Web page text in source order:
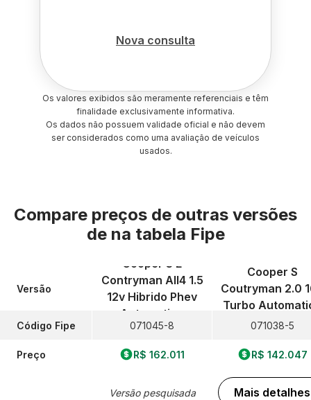
Nova consulta
Os valores exibidos são meramente referenciais e têm
finalidade exclusivamente informativa.
Os dados não possuem validade oficial e não devem
ser considerados como uma avaliação de veículos
usados.
Compare preços de outras versões
de na tabela Fipe
Versão
Código Fipe
Preço
Cooper S E
Contryman All4 1.5
12v Hibrido Phev
Automatico
071045-8
R$ 162.011
Versão pesquisada
Cooper S
Coutryman 2.0
Turbo
071038-5
R$ 142.047
Mais detalhes